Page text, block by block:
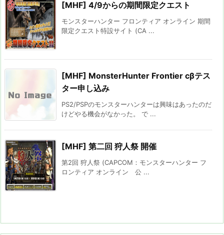
[MHF] 4/9からの期間限定クエスト
モンスターハンター フロンティア オンライン 期間
限定クエスト特設サイト (CA ...
[MHF] MonsterHunter Frontier cβテス
ター申し込み
PS2/PSPのモンスターハンターは興味はあったのだ
けどやる機会がなかった。 で ...
[MHF] 第二回 狩人祭 開催
第2回 狩人祭 (CAPCOM：モンスターハンター フ
ロンティア オンライン 公 ...